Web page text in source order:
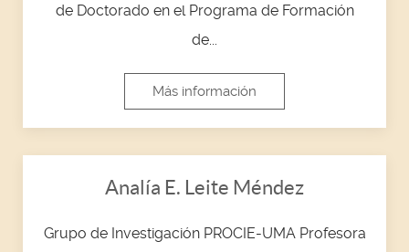
de Doctorado en el Programa de Formación
de...
Más información
Analía E. Leite Méndez
Grupo de Investigación PROCIE-UMA Profesora